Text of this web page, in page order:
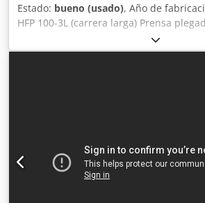
Estado: bueno (usado), Año de
HFP 100-3L (carrera larga) Prensa
2003 Tonelaje: 100 toneladas Máx.
3110 mm Carrera estándar: 350 mm
Aixor Velocidad de aproximación: 100
620 mm Tipo de control CNC: AMNC
táctil Akas seguridad láser Ejes
Y2, X1, X2, R1, R2, Z1, Z2